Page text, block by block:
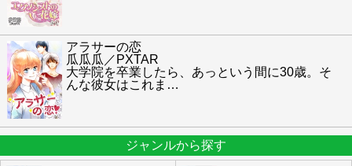
アラサーの恋
瓜瓜瓜／PXTAR
大学院を卒業したら、あっという間に30歳。そ
んな彼女はこれま …
ジャンルから探す